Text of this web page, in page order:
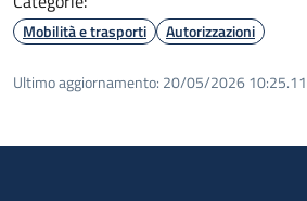
Mobilità e trasporti Autorizzazioni
Ultimo aggiornamento: 20/05/2026 10:25.11